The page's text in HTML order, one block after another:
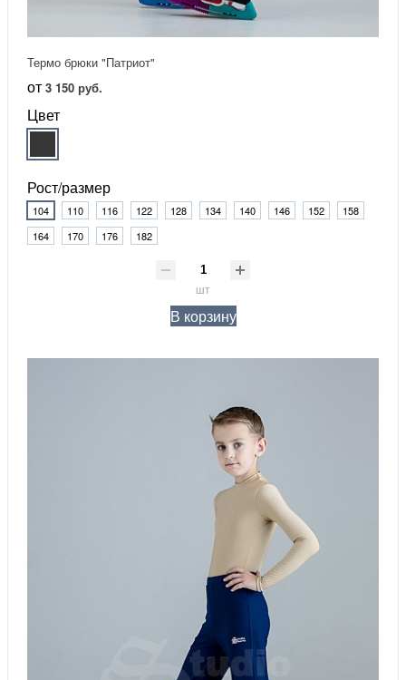
Термо брюки "Патриот"
от 3 150 руб.
Цвет
Рост/размер
104 110 116 122 128 134 140 146 152
158
164
170 176 182
шт
В корзину